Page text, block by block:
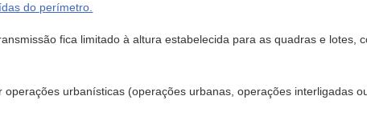
do perímetro.
fica limitado à altura estabelecida para as quadras e lotes,
urbanísticas (operações urbanas, operações interligadas